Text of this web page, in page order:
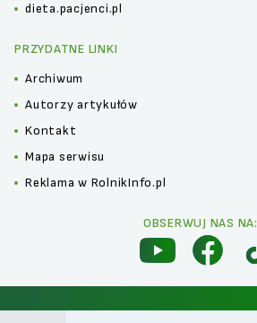
dieta.pacjenci.pl
PRZYDATNE LINKI
Archiwum
Autorzy artykułów
Kontakt
Mapa serwisu
Reklama w RolnikInfo.pl
OBSERWUJ NAS NA:
Polityka prywatności Kontakt